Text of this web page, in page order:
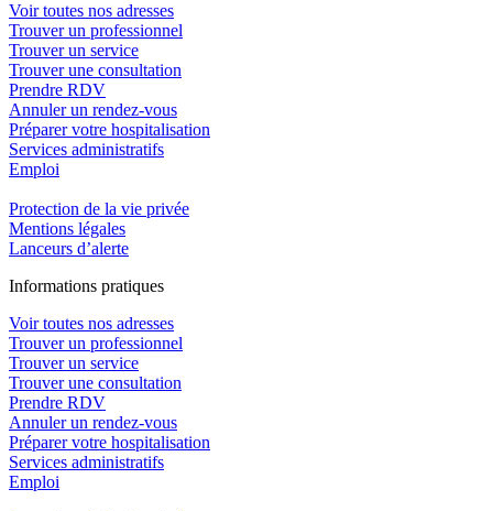
Voir toutes nos adresses
Trouver un professionnel
Trouver un service
Trouver une consultation
Prendre RDV
Annuler un rendez-vous
Préparer votre hospitalisation
Services administratifs
Emploi​
Protection de la vie privée
Mentions légales
Lanceurs d’alerte
Informations pratiques
Voir toutes nos adresses
Trouver un professionnel
Trouver un service
Trouver une consultation
Prendre RDV
Annuler un rendez-vous
Préparer votre hospitalisation
Services administratifs
Emploi​